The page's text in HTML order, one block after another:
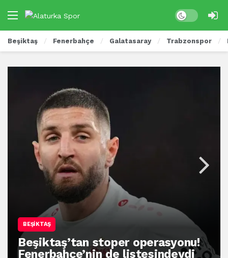
Beşiktaş Fenerbahçe Galatasaray Trabzonspor
BEŞIKTAŞ
Beşiktaş’tan stoper operasyonu!
Fenerbahçe’nin de listesindeydi